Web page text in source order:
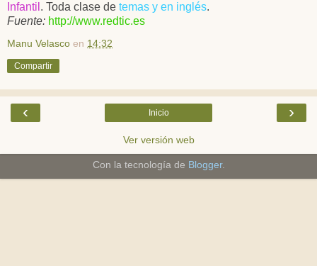
Infantil . Toda clase de temas y en inglés.
Fuente: http://www.redtic.es
Manu Velasco en 14:32
Compartir
‹ ›
Inicio
Ver versión web
Con la tecnología de Blogger.